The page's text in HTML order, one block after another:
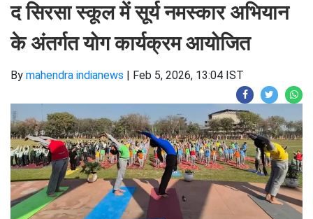
द सिरसा स्कूल में सूर्य नमस्कार अभियान
के अंतर्गत योग कार्यक्रम आयोजित
By mahendra indianews | Feb 5, 2026, 13:04 IST